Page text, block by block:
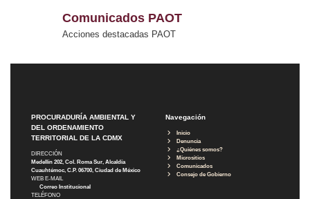
Comunicados PAOT
Acciones destacadas PAOT
PROCURADURÍA AMBIENTAL Y
DEL ORDENAMIENTO
TERRITORIAL DE LA CDMX
DIRECCIÓN
Medellín 202, Col. Roma Sur, Alcaldía
Cuauhtémoc, C.P. 06700, Ciudad de México
WEB E-MAIL
Correo Institucional
TELÉFONO
Navegación
Inicio
Denuncia
¿Quiénes somos?
Micrositios
Comunicados
Consejo de Gobierno